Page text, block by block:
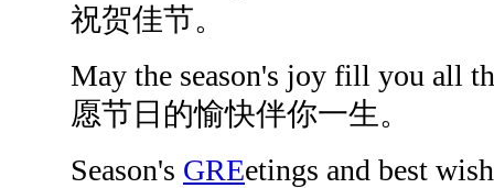
祝贺佳节。
May the season's joy fill you all
愿节日的愉快伴你一生。
Season's GREetings and best